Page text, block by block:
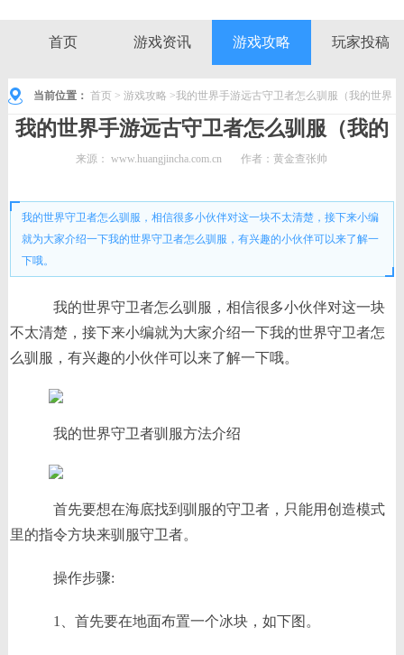
首页 游戏资讯 游戏攻略 玩家投稿
当前位置： 首页 > 游戏攻略 >我的世界手游远古守卫者怎么驯服（我的世界
守卫者怎么驯服）
我的世界手游远古守卫者怎么驯服（我的
世界守卫者怎么驯服）
来源：www.huangjincha.com.cn 作者：黄金查张帅
我的世界守卫者怎么驯服，相信很多小伙伴对这一块不太清楚，接下来小编
就为大家介绍一下我的世界守卫者怎么驯服，有兴趣的小伙伴可以来了解一
下哦。
我的世界守卫者怎么驯服，相信很多小伙伴对这一块
不太清楚，接下来小编就为大家介绍一下我的世界守卫者怎
么驯服，有兴趣的小伙伴可以来了解一下哦。
我的世界守卫者驯服方法介绍
首先要想在海底找到驯服的守卫者，只能用创造模式
里的指令方块来驯服守卫者。
操作步骤:
1、首先要在地面布置一个冰块，如下图。